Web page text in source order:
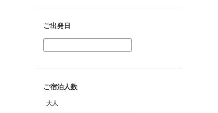
ご出発日
ご宿泊人数
大人